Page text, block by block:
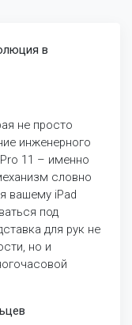
в
не просто
инженерного
11 – именно
словно
вашему iPad
под
для рук не
но и